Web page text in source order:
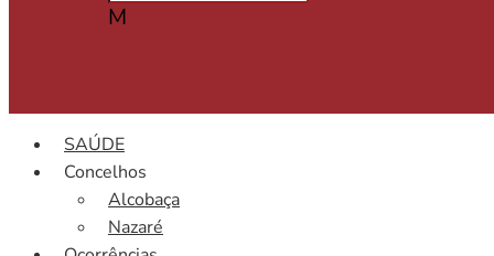
M
SAÚDE
Concelhos
Alcobaça
Nazaré